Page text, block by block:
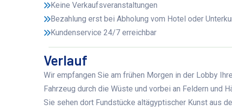
Keine Verkaufsveranstaltungen
Bezahlung erst bei Abholung vom Hotel oder
Kundenservice 24/7 erreichbar
Verlauf
Wir empfangen Sie am frühen Morgen in der Lobby
Fahrzeug durch die Wüste und vorbei an Feldern und
Sie sehen dort Fundstücke altägyptischer Kunst aus